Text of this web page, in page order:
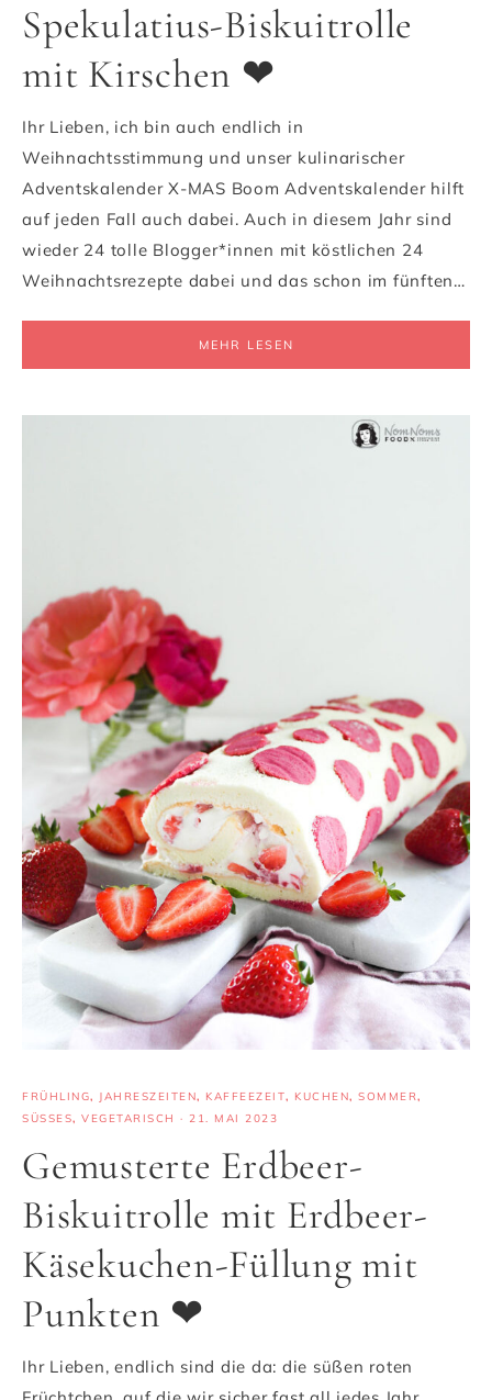
Spekulatius-Biskuitrolle
mit Kirschen ❤
Ihr Lieben, ich bin auch endlich in
Weihnachtsstimmung und unser kulinarischer
Adventskalender X-MAS Boom Adventskalender hilft
auf jeden Fall auch dabei. Auch in diesem Jahr sind
wieder 24 tolle Blogger*innen mit köstlichen 24
Weihnachtsrezepte dabei und das schon im fünften…
MEHR LESEN
FRÜHLING, JAHRESZEITEN, KAFFEEZEIT, KUCHEN, SOMMER,
SÜSSES
, VEGETARISCH · 21. MAI 2023
Gemusterte Erdbeer-
Biskuitrolle mit Erdbeer-
Käsekuchen-Füllung mit
Punkten ❤
Ihr Lieben, endlich sind die da: die süßen roten